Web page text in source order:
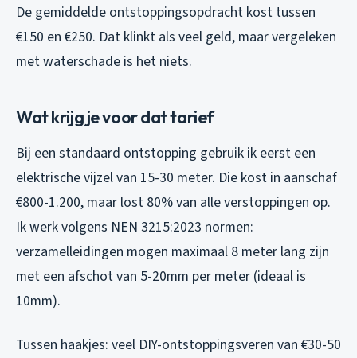
De gemiddelde ontstoppingsopdracht kost tussen
€150 en €250. Dat klinkt als veel geld, maar vergeleken
met waterschade is het niets.
Wat krijg je voor dat tarief
Bij een standaard ontstopping gebruik ik eerst een
elektrische vijzel van 15-30 meter. Die kost in aanschaf
€800-1.200, maar lost 80% van alle verstoppingen op.
Ik werk volgens NEN 3215:2023 normen:
verzamelleidingen mogen maximaal 8 meter lang zijn
met een afschot van 5-20mm per meter (ideaal is
10mm).
Tussen haakjes: veel DIY-ontstoppingsveren van €30-50